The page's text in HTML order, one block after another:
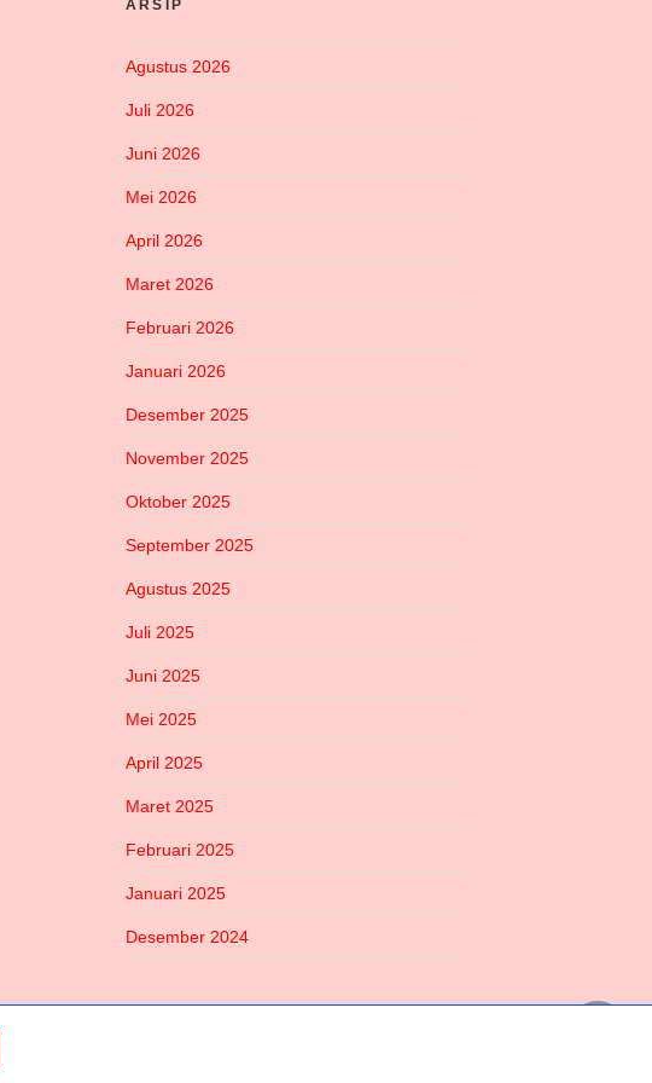
ARSIP
Agustus 2026
Juli 2026
Juni 2026
Mei 2026
April 2026
Maret 2026
Februari 2026
Januari 2026
Desember 2025
November 2025
Oktober 2025
September 2025
Agustus 2025
Juli 2025
Juni 2025
Mei 2025
April 2025
Maret 2025
Februari 2025
Januari 2025
Desember 2024